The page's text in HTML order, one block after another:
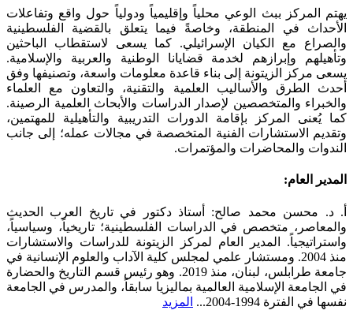
Bar
Area
يهتم المركز ببث الوعي محلياً وإقليمياً ودولياً حول واقع وتفاعلات
الأحداث في المنطقة، وخاصةً فيما يتعلق بالقضية الفلسطينية
والصراع مع الكيان الإسرائيلي. كما يسعى لاستقطاب الباحثين
وتأهيلهم وإبرازهم لخدمة قضايانا الوطنية والعربية والإسلامية.
يسعى مركز الزيتونة إلى بناء قاعدة معلومات واسعة، وتصنيفها وفق
أحدث الطرق والأساليب العلمية والتقنية، والتعاون مع العلماء
والخبراء والمتخصصين لإصدار الدراسات والأبحاث العلمية الرصينة.
كما يُعنى المركز بإقامة الدورات التدريبية والتأهيلية للمهتمين،
وتقديم الاستشارات الفنية المتخصصة في مجالات عمله؛ إلى جانب
الندوات والمحاضرات والمؤتمرات.
المدير العام:
أ. د. محسن محمد صالح: أستاذ دكتور في تاريخ العرب الحديث
والمعاصر، متخصص في الدراسات الفلسطينية؛ تاريخياً، وسياسياً،
واستراتيجياً. المدير العام لمركز الزيتونة للدراسات والاستشارات
منذ 2004. ومستشار علمي لمجلس كلية الآداب والعلوم الإنسانية في
جامعة طرابلس، لبنان، منذ 2019. وهو رئيس قسم التاريخ والحضارة
في الجامعة الإسلامية العالمية بماليزيا سابقاً، والمدرس في الجامعة
نفسها في الفترة 1994-2004...
المزيد